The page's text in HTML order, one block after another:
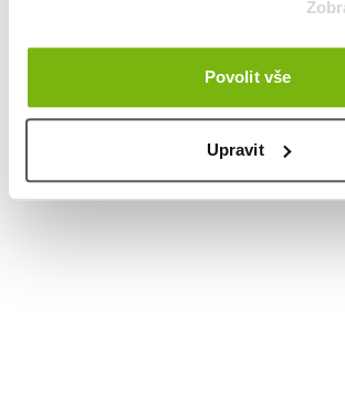
Povolit vše
Upravit